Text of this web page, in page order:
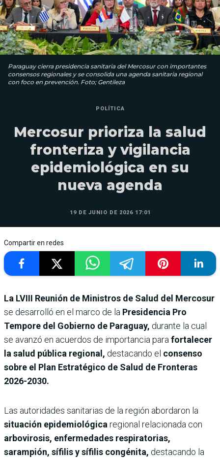
Paraguay cierra presidencia sanitaria del Mercosur con importantes
consensos regionales y se consolida una agenda sanitaria regional
con foco en prevención. Foto; Gentileza
POLÍTICA
Mercosur prioriza la salud
fronteriza y vigilancia
epidemiológica en su
nueva agenda
19 DE JUNIO DE 2026 17:01
Compartir en redes
La LVIII Reunión de Ministros de Salud del Mercosur
se desarrolló en el marco de la Presidencia Pro
Tempore del Gobierno de Paraguay, durante la cual
se avanzó en acuerdos de importancia parafortalecer
la salud pública regional, destacando el consenso
sobre el Plan Estratégico de Salud de Fronteras
2026-2030.
Las autoridades sanitarias de la región abordaron la
situación epidemiológicaregional relacionada con
arbovirosis, enfermedades respiratorias,
sarampión, sífilis y sífilis congénita, destacando la